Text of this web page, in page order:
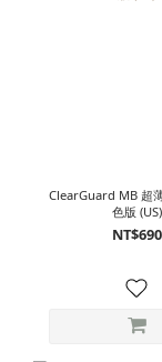
ClearGuard MB 超
色版 (US)
NT$690